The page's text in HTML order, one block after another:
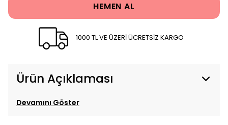
HEMEN AL
1000 TL VE ÜZERİ ÜCRETSİZ KARGO
Ürün Açıklaması
Devamını Göster